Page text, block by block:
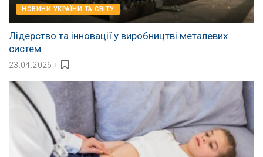
НОВИНИ УКРАЇНИ ТА СВІТУ
Лідерство та інновації у виробництві металевих
систем
23.04.2026